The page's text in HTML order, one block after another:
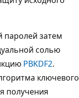
паролей затем
солью
PBKDF2.
ключевого
получения